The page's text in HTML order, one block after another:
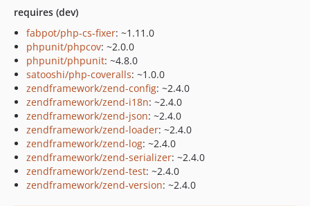
requires (dev)
fabpot/php-cs-fixer: ~1.11.0
phpunit/phpcov: ~2.0.0
phpunit/phpunit: ~4.8.0
satooshi/php-coveralls: ~1.0.0
zendframework/zend-config: ~2.4.0
zendframework/zend-i18n: ~2.4.0
zendframework/zend-json: ~2.4.0
zendframework/zend-loader: ~2.4.0
zendframework/zend-log: ~2.4.0
zendframework/zend-serializer: ~2.4.0
zendframework/zend-test: ~2.4.0
zendframework/zend-version: ~2.4.0